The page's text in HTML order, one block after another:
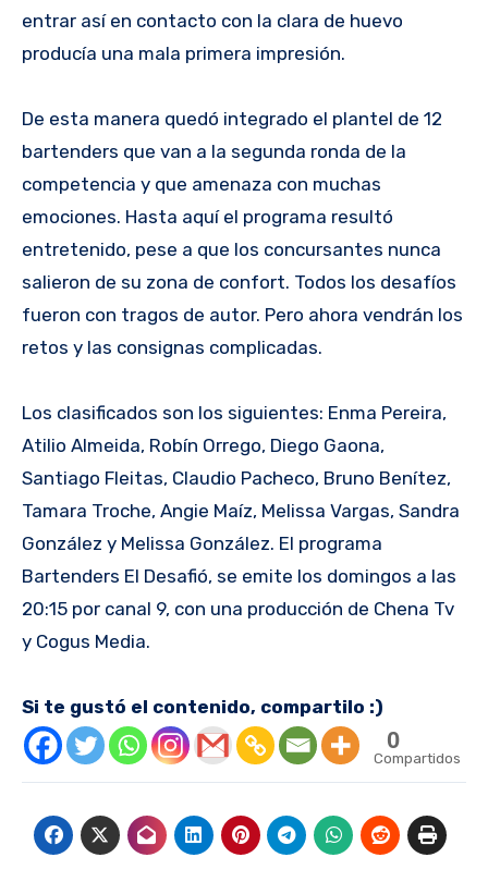
entrar así en contacto con la clara de huevo
producía una mala primera impresión.
De esta manera quedó integrado el plantel de 12
bartenders que van a la segunda ronda de la
competencia y que amenaza con muchas
emociones. Hasta aquí el programa resultó
entretenido, pese a que los concursantes nunca
salieron de su zona de confort. Todos los desafíos
fueron con tragos de autor. Pero ahora vendrán los
retos y las consignas complicadas.
Los clasificados son los siguientes: Enma Pereira,
Atilio Almeida, Robín Orrego, Diego Gaona,
Santiago Fleitas, Claudio Pacheco, Bruno Benítez,
Tamara Troche, Angie Maíz, Melissa Vargas, Sandra
González y Melissa González. El programa
Bartenders El Desafió, se emite los domingos a las
20:15 por canal 9, con una producción de Chena Tv
y Cogus Media.
Si te gustó el contenido, compartilo :)
0
Compartidos